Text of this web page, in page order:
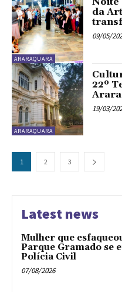
ARARAQUARA
da
09/05/
ARARAQUARA
22º
19/03/
1 2 3
Latest news
Mulher que
Parque Gramado se
Polícia Civil
07/08/2026